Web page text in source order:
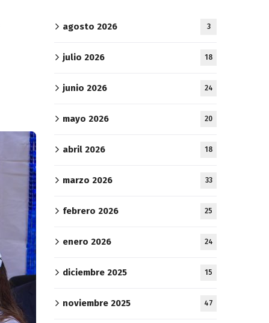
agosto 2026 3
julio 2026 18
junio 2026 24
mayo 2026 20
abril 2026 18
marzo 2026 33
febrero 2026 25
enero 2026 24
diciembre 2025 15
noviembre 2025 47